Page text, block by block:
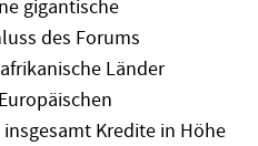
gigantische
des Forums
Länder
Kredite in Höhe